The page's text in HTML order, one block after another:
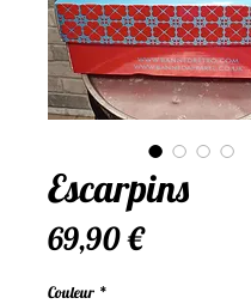
Escarpins
69,90 €Prix
Couleur *